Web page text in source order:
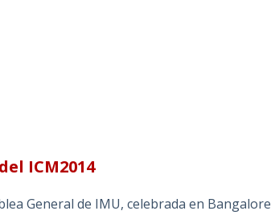
ICM2014
General de IMU, celebrada en Bangalore